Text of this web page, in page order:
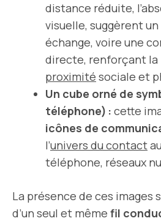
distance réduite,
visuelle, suggèrent
échange, voire une
directe, renforçant la
proximité sociale et
Un cube orné de
téléphone) : cette
icônes de
l’univers du contact
téléphone, réseaux
La présence de ces images
d’un seul et même fil